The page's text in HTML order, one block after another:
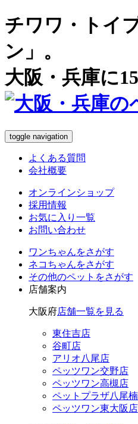
チワワ・トイ
ン」。
大阪・兵庫に
toggle navigation
よくある質問
会社概要
オンラインショップ
採用情報
お気に入り一覧
お問い合わせ
ワンちゃんをさがす
ネコちゃんをさがす
その他のペット をさがす
店舗案内
大阪府店舗一覧を見る
東住吉店
谷町店
アリオ八尾店
ペッツワン交野店
ペッツワン高槻店
ペットプラザ八尾
ペッツワン東大阪店